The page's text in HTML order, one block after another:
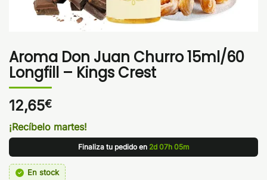
Aroma Don Juan Churro 15ml/60
Longfill – Kings Crest
12,65€
¡Recíbelo martes!
Finaliza tu pedido en 2d 07h 05m
En stock